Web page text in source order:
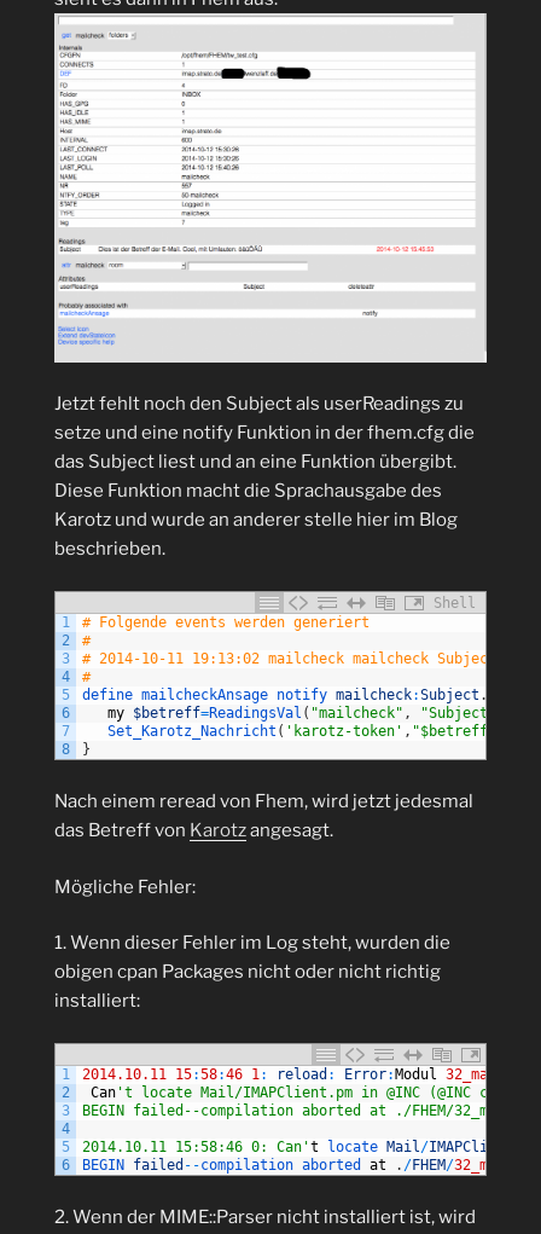
Jetzt fehlt noch den Subject als userReadings zu
setze und eine notify Funktion in der fhem.cfg die
das Subject liest und an eine Funktion übergibt.
Diese Funktion macht die Sprachausgabe des
Karotz und wurde an anderer stelle hier im Blog
beschrieben.
Shell
1
2
3
4
5
6
7
8
# Folgende events werden generiert
#
# 2014-10-11 19:13:02 mailcheck mailcheck Subject:
#
define mailcheckAnsage notify mailcheck:Subject .
my $betreff=ReadingsVal ( "mailcheck" , "Subject"
Set_Karotz_Nachricht ( 'karotz-token' , "$betreff"
}
Nach einem reread von Fhem, wird jetzt jedesmal
das Betreff von Karotzangesagt.
Mögliche Fehler:
1. Wenn dieser Fehler im Log steht, wurden die
obigen cpan Packages nicht oder nicht richtig
installiert:
1
2
3
4
5
6
2014.10.11 15:58:46 1: reload : Error:Modul
Can 't locate Mail/IMAPClient.pm in @INC (@INC
BEGIN failed--compilation aborted at ./FHEM/
2014.10.11 15:58:46 0: Can't locate Mail/IMAPClient
BEGIN failed --compilation aborted at . /FHEM/
2. Wenn der MIME::Parser nicht installiert ist, wird